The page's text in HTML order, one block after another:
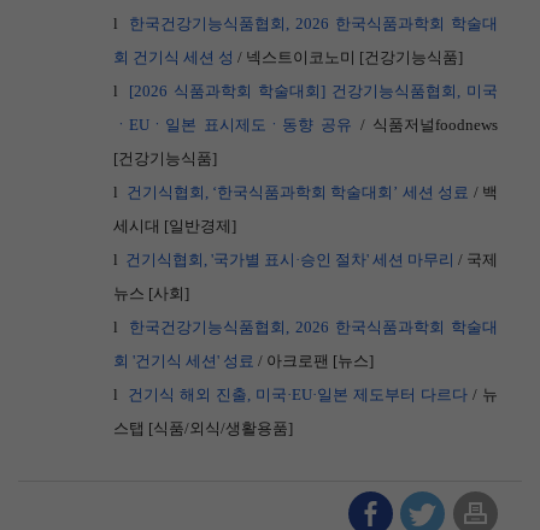
l
한국건강기능식품협회, 2026 한국식품과학회 학술대
회 건기식 세션 성 / 넥스트이코노미 [건강기능식품]
l
[2026 식품과학회 학술대회] 건강기능식품협회, 미국
ㆍEUㆍ일본 표시제도ㆍ동향 공유 / 식품저널 foodnews
[건강기능식품]
l 건기식협회, ‘한국식품과학회 학술대회’ 세션 성료 / 백
세시대 [일반경제]
l 건기식협회, '국가별 표시·승인 절차' 세션 마무리 / 국제
뉴스 [사회]
l
한국건강기능식품협회, 2026 한국식품과학회 학술대
회 '건기식 세션' 성료 / 아크로팬 [뉴스]
l
건기식 해외 진출, 미국·EU·일본 제도부터 다르다/ 뉴
스탭 [식품/외식/생활용품]